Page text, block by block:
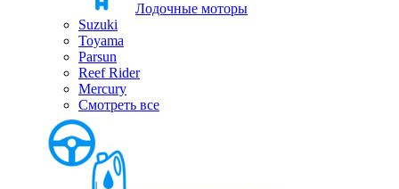
Лодочные моторы
Suzuki
Toyama
Parsun
Reef Rider
Mercury
Смотреть все